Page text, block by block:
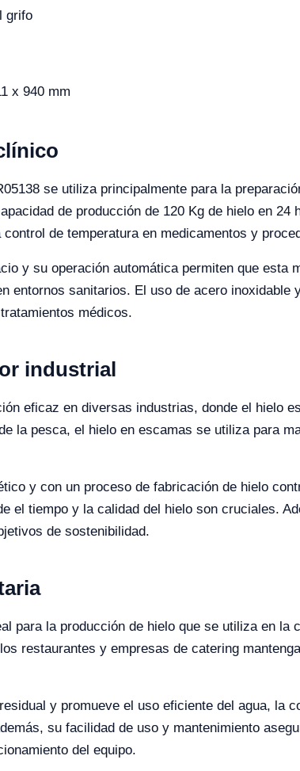
grifo
x 940 mm
se utiliza principalmente para la
de producción de 120 Kg de hielo en
de temperatura en medicamentos y
y su operación automática permiten que esta
entornos sanitarios. El uso de acero inoxidable
médicos.
industrial
eficaz en diversas industrias, donde el hielo
la pesca, el hielo en escamas se utiliza para
y con un proceso de fabricación de hielo
el tiempo y la calidad del hielo son cruciales.
de sostenibilidad.
para la producción de hielo que se utiliza en la
restaurantes y empresas de catering
y promueve el uso eficiente del agua, la
su facilidad de uso y mantenimiento
del equipo.